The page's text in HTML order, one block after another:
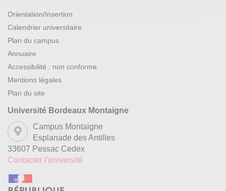
Orientation/Insertion
Calendrier universitaire
Plan du campus
Annuaire
Accessibilité : non conforme
Mentions légales
Plan du site
Université Bordeaux Montaigne
Campus Montaigne
Esplanade des Antilles
33607 Pessac Cedex
Contacter l'université